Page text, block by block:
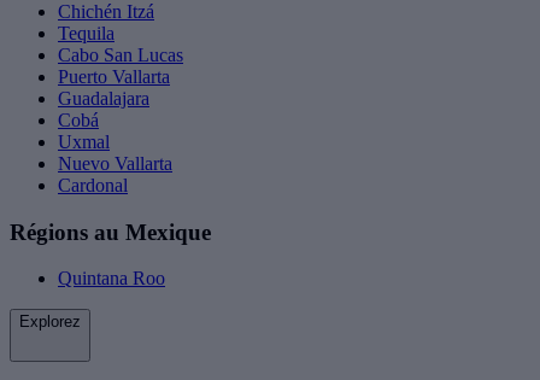
Chichén Itzá
Tequila
Cabo San Lucas
Puerto Vallarta
Guadalajara
Cobá
Uxmal
Nuevo Vallarta
Cardonal
Régions au Mexique
Quintana Roo
Explorez